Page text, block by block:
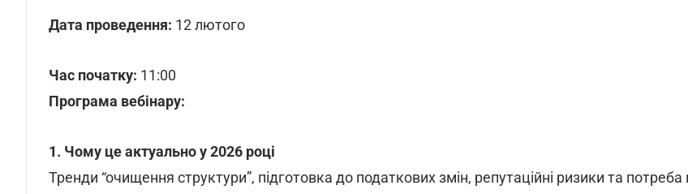
Дата проведення: 12 лютого
Час початку: 11:00
Програма вебінару:
1. Чому це актуально у 2026 році
Тренди “очищення структури”, підготовка до податкових змін, репутаційні ризики та потреба